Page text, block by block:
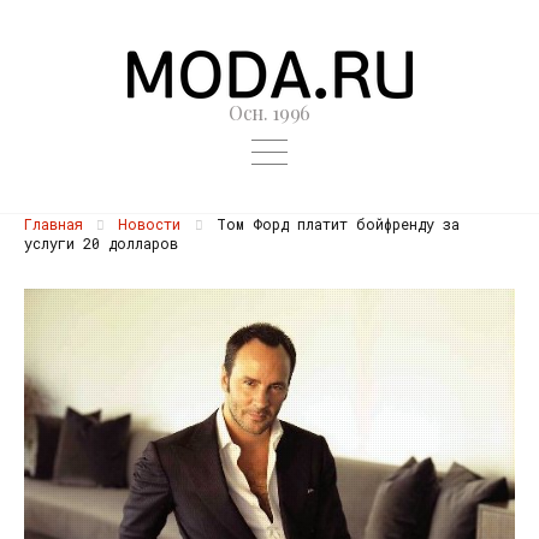
Осн. 1996
Главная Новости
Том Форд платит бойфренду за
услуги 20 долларов